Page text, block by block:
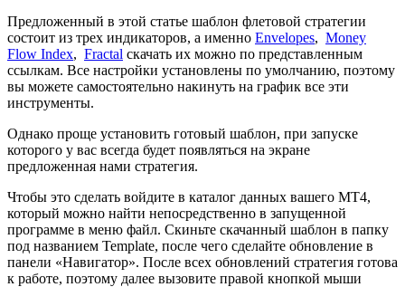
Предложенный в этой статье шаблон флетовой стратегии
состоит из трех индикаторов, а именно Envelopes, Money
Flow Index, Fractal скачать их можно по представленным
ссылкам. Все настройки установлены по умолчанию, поэтому
вы можете самостоятельно накинуть на график все эти
инструменты.
Однако проще установить готовый шаблон, при запуске
которого у вас всегда будет появляться на экране
предложенная нами стратегия.
Чтобы это сделать войдите в каталог данных вашего МТ4,
который можно найти непосредственно в запущенной
программе в меню файл. Скиньте скачанный шаблон в папку
под названием Template, после чего сделайте обновление в
панели «Навигатор». После всех обновлений стратегия готова
к работе, поэтому далее вызовите правой кнопкой мыши